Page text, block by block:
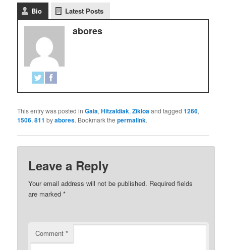
Bio Latest Posts
abores
This entry was posted inGaia,Hitzaldiak,Zikloaand tagged1266,
1506,811 byabores. Bookmark thepermalink.
Leave a Reply
Your email address will not be published. Required fields
are marked*
Comment*